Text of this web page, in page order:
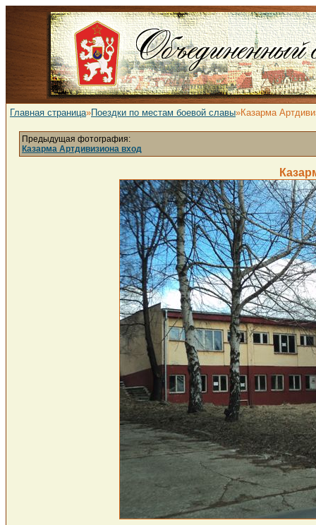
Главная страница»Поездки по местам боевой славы»Казарма
Предыдущая фотография:
Казарма Артдивизиона вход